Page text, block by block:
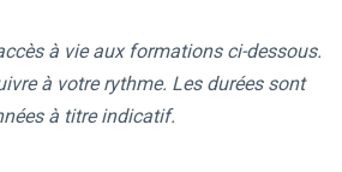
à vie aux formations ci-dessous.
à votre rythme. Les durées sont
à titre indicatif.